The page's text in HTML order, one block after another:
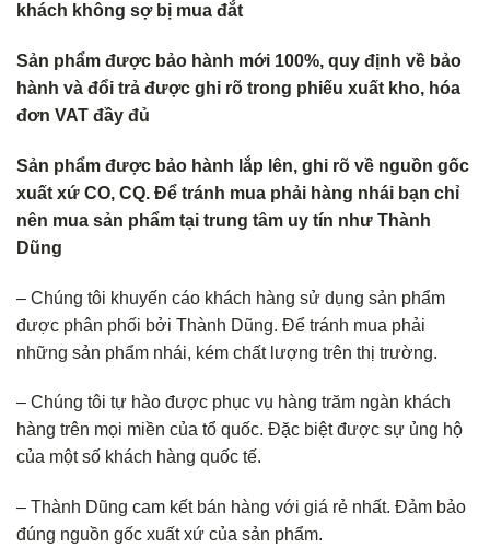
khách không sợ bị mua đắt
Sản phẩm được bảo hành mới 100%, quy định về bảo
hành và đổi trả được ghi rõ trong phiếu xuất kho, hóa
đơn VAT đầy đủ
Sản phẩm được bảo hành lắp lên, ghi rõ về nguồn gốc
xuất xứ CO, CQ. Để tránh mua phải hàng nhái bạn chỉ
nên mua sản phẩm tại trung tâm uy tín như Thành
Dũng
– Chúng tôi khuyến cáo khách hàng sử dụng sản phẩm
được phân phối bởi Thành Dũng. Để tránh mua phải
những sản phẩm nhái, kém chất lượng trên thị trường.
– Chúng tôi tự hào được phục vụ hàng trăm ngàn khách
hàng trên mọi miền của tổ quốc. Đặc biệt được sự ủng hộ
của một số khách hàng quốc tế.
– Thành Dũng cam kết bán hàng với giá rẻ nhất. Đảm bảo
đúng nguồn gốc xuất xứ của sản phẩm.